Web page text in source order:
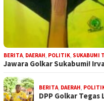
BERITA, DAERAH, POLITIK, SUKABUMI
Jawara Golkar Sukabumi!
BERITA, DAERAH,
DPP Golkar